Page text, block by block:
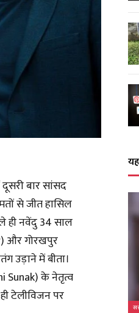
बार सांसद
से जीत हासिल
ही नवेंदु 34 साल
और गोरखपुर
उड़ाने में बीता।
Sunak) के नेतृत्व
टेलीविजन पर